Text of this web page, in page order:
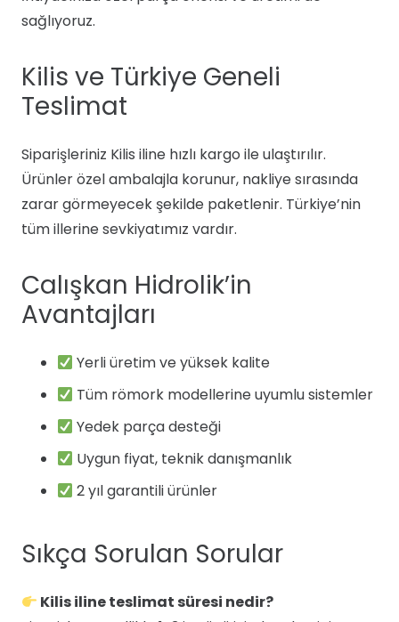
sağlıyoruz.
Kilis ve Türkiye Geneli
Teslimat
Siparişleriniz Kilis iline hızlı kargo ile ulaştırılır.
Ürünler özel ambalajla korunur, nakliye sırasında
zarar görmeyecek şekilde paketlenir. Türkiye’nin
tüm illerine sevkiyatımız vardır.
Calışkan Hidrolik’in
Avantajları
Yerli üretim ve yüksek kalite
Tüm römork modellerine uyumlu sistemler
Yedek parça desteği
Uygun fiyat, teknik danışmanlık
2 yıl garantili ürünler
Sıkça Sorulan Sorular
Kilis iline teslimat süresi nedir?